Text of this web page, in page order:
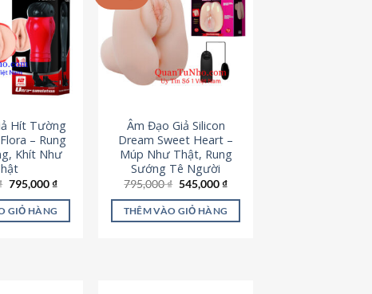
Hít Tường
– Rung
Khít Như
Giá
là:
995,000 ₫.
795,000₫Giá
tại
là:
GIỎ HÀNG
Âm Đạo Giả Silicon
Dream Sweet Heart –
Múp Như Thật, Rung
Sướng Tê Người
795,000₫ Giá
là:
795,000 ₫.
545,000₫Giá
tại
là:
THÊM VÀO GIỎ HÀNG